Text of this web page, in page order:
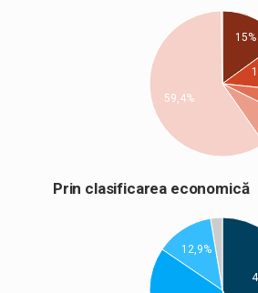
15%
59,4%
Prin clasificarea economică
12,9%